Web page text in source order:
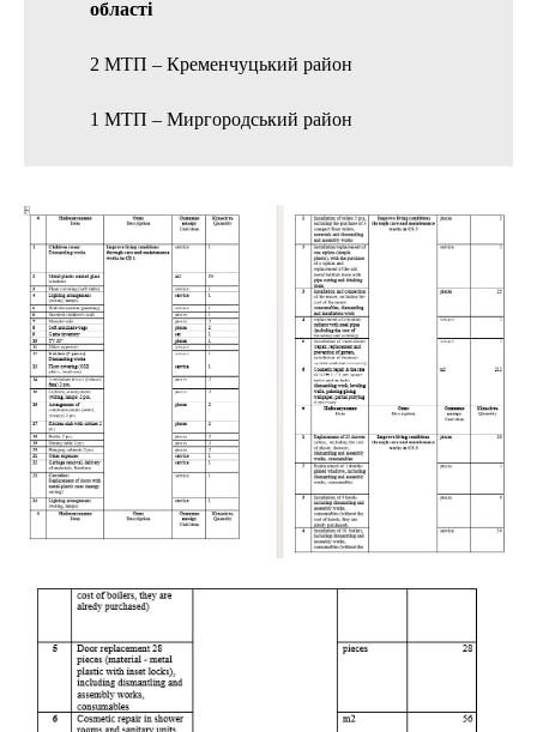
області
2 МТП – Кременчуцький район
1 МТП – Миргородський район